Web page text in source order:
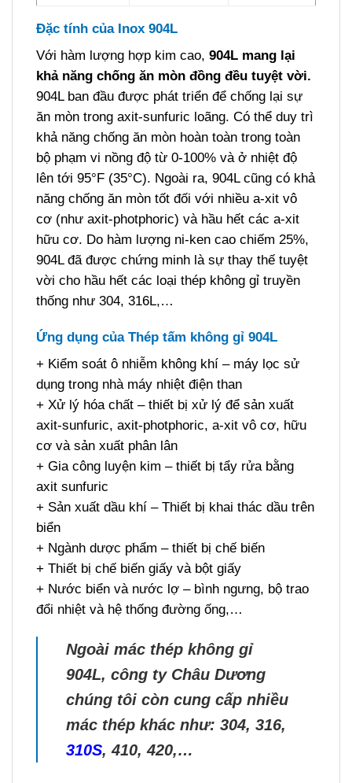
Đặc tính của Inox 904L
Với hàm lượng hợp kim cao, 904L mang lại
khả năng chống ăn mòn đồng đều tuyệt vời.
904L ban đầu được phát triển để chống lại sự
ăn mòn trong axit-sunfuric loãng. Có thể duy trì
khả năng chống ăn mòn hoàn toàn trong toàn
bộ phạm vi nồng độ từ 0-100% và ở nhiệt độ
lên tới 95°F (35°C). Ngoài ra, 904L cũng có khả
năng chống ăn mòn tốt đối với nhiều a-xit vô
cơ (như axit-photphoric) và hầu hết các a-xit
hữu cơ. Do hàm lượng ni-ken cao chiếm 25%,
904L đã được chứng minh là sự thay thế tuyệt
vời cho hầu hết các loại thép không gỉ truyền
thống như 304, 316L,…
Ứng dụng của Thép tấm không gỉ 904L
+ Kiểm soát ô nhiễm không khí – máy lọc sử
dụng trong nhà máy nhiệt điện than
+ Xử lý hóa chất – thiết bị xử lý để sản xuất
axit-sunfuric, axit-photphoric, a-xit vô cơ, hữu
cơ và sản xuất phân lân
+ Gia công luyện kim – thiết bị tẩy rửa bằng
axit sunfuric
+ Sản xuất dầu khí – Thiết bị khai thác dầu trên
biển
+ Ngành dược phẩm – thiết bị chế biến
+ Thiết bị chế biến giấy và bột giấy
+ Nước biển và nước lợ – bình ngưng, bộ trao
đổi nhiệt và hệ thống đường ống,…
Ngoài mác thép không gỉ
904L, công ty Châu Dương
chúng tôi còn cung cấp nhiều
mác thép khác như: 304, 316,
310S, 410, 420,…